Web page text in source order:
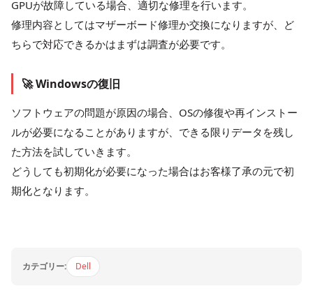
GPUが故障している場合、適切な修理を行います。
修理内容としてはマザーボード修理か交換になりますが、ど
ちらで対応できるかはまずは調査が必要です。
🚀 Windowsの復旧
ソフトウェアの問題が原因の場合、OSの修復や再インストー
ルが必要になることがありますが、できる限りデータを残し
た方法を試していきます。
どうしても初期化が必要になった場合はお客様了承の元で初
期化となります。
カテゴリー: Dell